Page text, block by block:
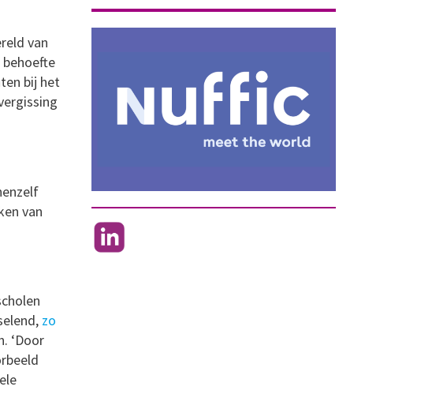
van
bij het
van
zo
‘Door